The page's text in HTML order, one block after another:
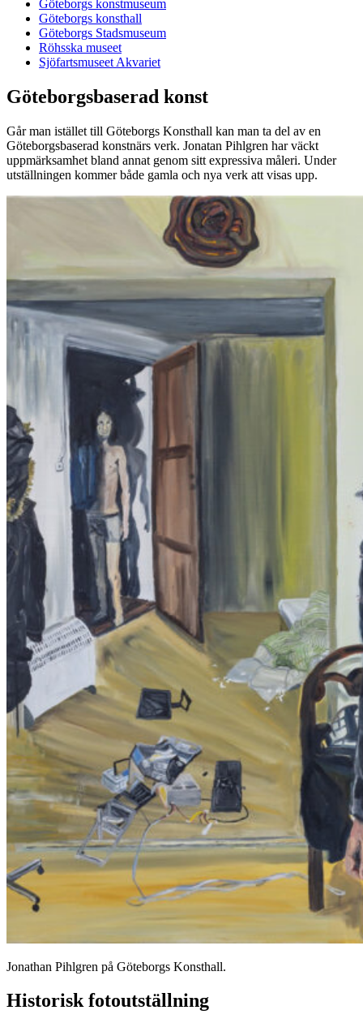
Göteborgs konstmuseum
Göteborgs konsthall
Göteborgs Stadsmuseum
Röhsska museet
Sjöfartsmuseet Akvariet
Göteborgsbaserad konst
Går man istället till Göteborgs Konsthall kan man ta del av en
Göteborgsbaserad konstnärs verk. Jonatan Pihlgren har väckt
uppmärksamhet bland annat genom sitt expressiva måleri. Under
utställningen kommer både gamla och nya verk att visas upp.
Jonathan Pihlgren på Göteborgs Konsthall.
Historisk fotoutställning